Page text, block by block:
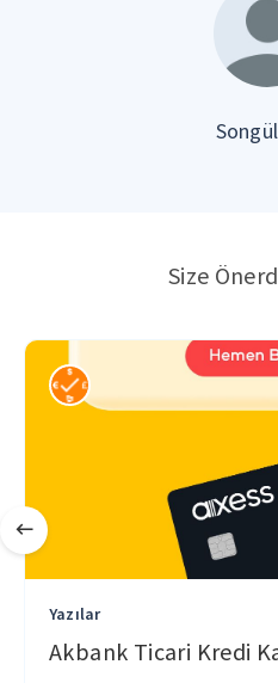
Size
Yazılar
Akbank Ticari Kredi